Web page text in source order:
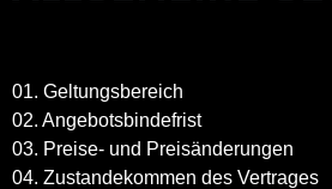
01. Geltungsbereich
02. Angebotsbindefrist
03. Preise- und Preisänderungen
04. Zustandekommen des Vertrages